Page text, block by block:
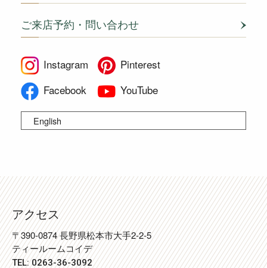
ご来店予約・問い合わせ
Instagram
Pinterest
Facebook
YouTube
English
アクセス
〒390-0874 長野県松本市大手2-2-5
ティールームコイデ
TEL: 0263-36-3092